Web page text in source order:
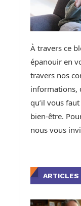
À travers ce
épanouir en
travers nos
informations,
qu’il vous
bien-être.
nous vous
ARTICLES